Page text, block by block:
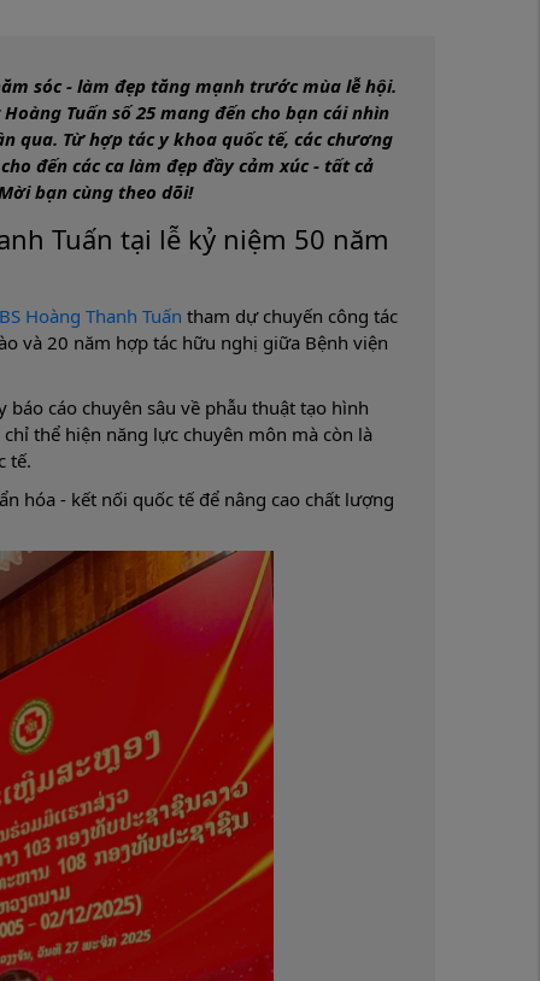
sóc - làm đẹp tăng mạnh trước mùa lễ hội.
Tuấn số 25 mang đến cho bạn cái nhìn
qua. Từ hợp tác y khoa quốc tế, các chương
đến các ca làm đẹp đầy cảm xúc - tất cả
bạn cùng theo dõi!
Tuấn tại lễ kỷ niệm 50 năm
Hoàng Thanh Tuấn tham dự chuyến công tác
và 20 năm hợp tác hữu nghị giữa Bệnh viện
báo cáo chuyên sâu về phẫu thuật tạo hình
thể hiện năng lực chuyên môn mà còn là
tế.
hóa - kết nối quốc tế để nâng cao chất lượng